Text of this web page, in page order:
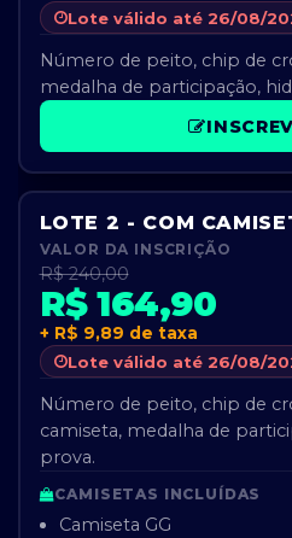
Lote válido até 26/08/
Número de peito, chip de
medalha de participação,
LOTE 2 - COM
VALOR DA INSCRIÇÃO
R$ 240,00
R$ 164,90
+ R$ 9,89 de taxa
Lote válido até 26/08/
Número de peito, chip de
camiseta, medalha de
prova.
CAMISETAS INCLUÍDAS
Camiseta GG